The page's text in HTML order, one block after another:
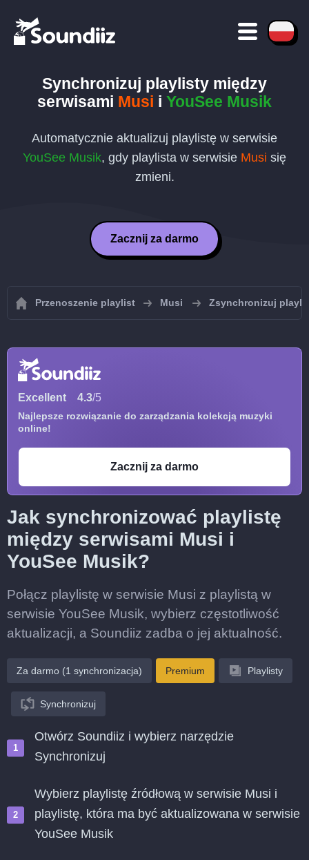
Synchronizuj playlisty między
serwisami Musi i YouSee Musik
Automatycznie aktualizuj playlistę w serwisie
YouSee Musik, gdy playlista w serwisie Musi się
zmieni.
Zacznij za darmo
Przenoszenie playlist Musi Zsynchronizuj
Excellent 4.3/5
Najlepsze rozwiązanie do zarządzania kolekcją muzyki
online!
Zacznij za darmo
Jak synchronizować playlistę
między serwisami Musi i
YouSee Musik?
Połącz playlistę w serwisie Musi z playlistą w
serwisie YouSee Musik, wybierz częstotliwość
aktualizacji, a Soundiiz zadba o jej aktualność.
Za darmo (1 synchronizacja) Premium Playlisty
Synchronizuj
Otwórz Soundiiz i wybierz narzędzie
Synchronizuj
Wybierz playlistę źródłową w serwisie Musi i
playlistę, która ma być aktualizowana w serwisie
YouSee Musik